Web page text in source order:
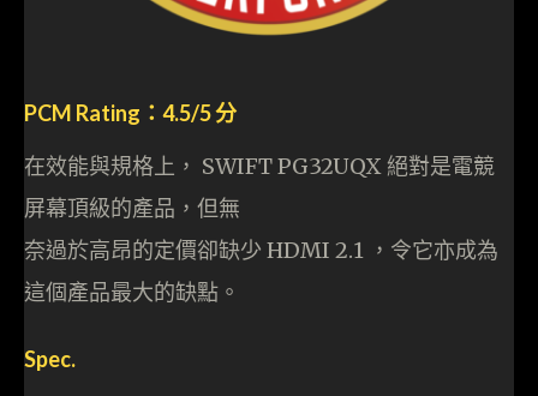
PCM Rating：4.5/5 分
在效能與規格上， SWIFT PG32UQX 絕對是電競
屏幕頂級的產品，但無
奈過於高昂的定價卻缺少 HDMI 2.1 ，令它亦成為
這個產品最大的缺點。
Spec.